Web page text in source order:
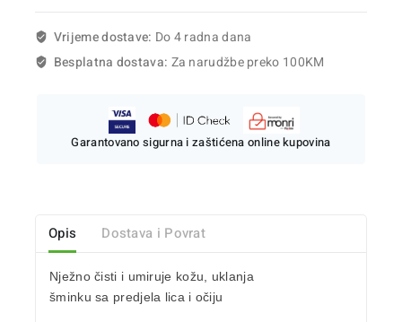
Vrijeme dostave: Do 4 radna dana
Besplatna dostava: Za narudžbe preko 100KM
Garantovano sigurna i zaštićena online kupovina
Opis Dostava i Povrat
Nježnočisti i umiruje kožu, uklanja
šminku sa predjela lica i očiju